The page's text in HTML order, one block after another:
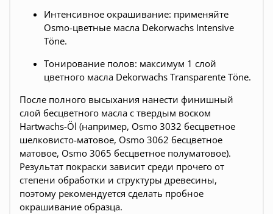
Интенсивное окрашивание: применяйте
Osmo-цветные масла Dekorwachs Intensive
Töne.
Тонирование полов: максимум 1 слой
цветного масла Dekorwachs Transparente Töne.
После полного высыхания нанести финишный
слой бесцветного масла с твердым воском
Hartwachs-Öl (например, Osmo 3032 бесцветное
шелковисто-матовое, Osmo 3062 бесцветное
матовое, Osmo 3065 бесцветное полуматовое).
Результат покраски зависит среди прочего от
степени обработки и структуры древесины,
поэтому рекомендуется сделать пробное
окрашивание образца.